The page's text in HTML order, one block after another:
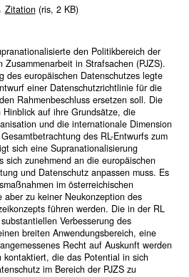
Zitation(ris, 2 KB)
den Politikbereich der
Zusammenarbeit in Strafsachen (PJZS).
des europäischen Datenschutzes legte
einer Datenschutzrichtlinie für die
Rahmenbeschluss ersetzen soll. Die
auf ihre Grundsätze, die
und die internationale Dimension
des RL-Entwurfs zum
sich eine Supranationalisierung
sich zunehmend an die europäischen
und Datenschutz anpassen muss. Es
im österreichischen
zu keiner Neukonzeption des
führen werden. Die in der RL
Verbesserung des
breiten Anwendungsbereich, eine
Recht auf Auskunft werden
kontaktiert, die das Potential in sich
im Bereich der PJZS zu